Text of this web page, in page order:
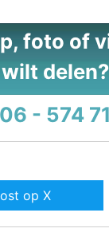
foto of
delen?
06 - 574
op X